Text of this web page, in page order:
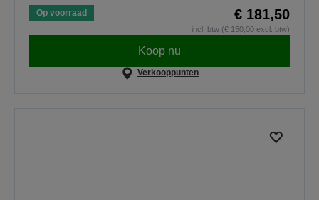
Op voorraad € 181,50
incl. btw (€ 150,00 excl. btw)
Koop nu
Verkooppunten